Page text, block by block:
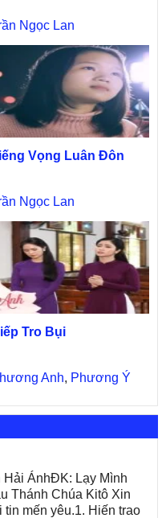
Ngọc Lan
Vọng Luân Đôn
Ngọc Lan
Tro Bụi
Anh, Phương Ý
Hải ÁnhĐK: Lạy Mình
Thánh Chúa Kitô Xin
tin mến yêu.1. Hiến trao